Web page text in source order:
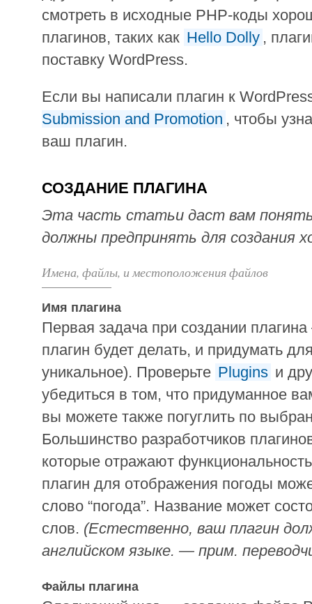
смотреть в исходные PHP-коды
плагинов, таких как Hello Dolly ,
поставку WordPress.
Если вы написали плагин к
Submission and Promotion , чтобы
ваш плагин.
СОЗДАНИЕ ПЛАГИНА
Эта часть статьи даст вам
должны предпринять для создания
Имена, файлы, и местоположения файлов
Имя плагина
Первая задача при создании
плагин будет делать, и придумать
уникальное). Проверьте Plugins и
убедиться в том, что придуманное
вы можете также погуглить по
Большинство разработчиков
которые отражают
плагин для отображения погоды
слово “погода”. Название может
слов. (Естественно, ваш плагин
английском языке. — прим.
Файлы плагина